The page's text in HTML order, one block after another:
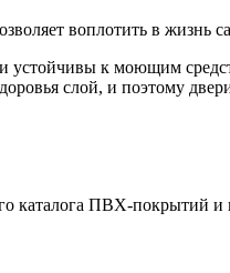
воплотить в жизнь
к моющим
слой, и поэтому
каталога ПВХ-покрытий